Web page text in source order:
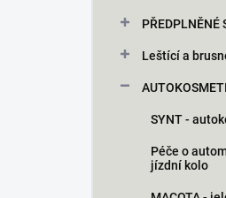
PŘEDPLNĚNÉ
Leštící a
SYNT -
Péče o
jízdní kolo